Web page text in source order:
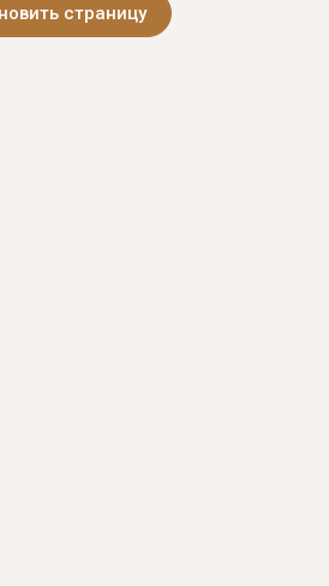
страницу